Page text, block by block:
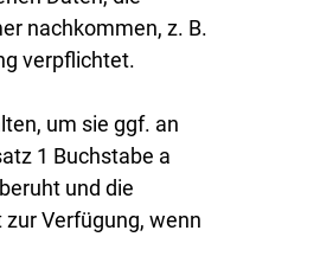
nachkommen, z. B.
verpflichtet.
um sie ggf. an
1 Buchstabe a
und die
Verfügung, wenn